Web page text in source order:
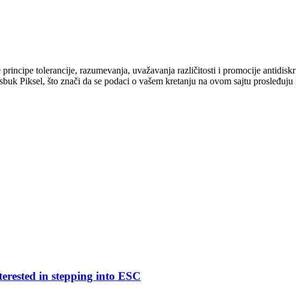
tolerancije, razumevanja, uvažavanja različitosti i promocije
Piksel, što znači da se podaci o vašem kretanju na ovom sajtu
in stepping into ESC